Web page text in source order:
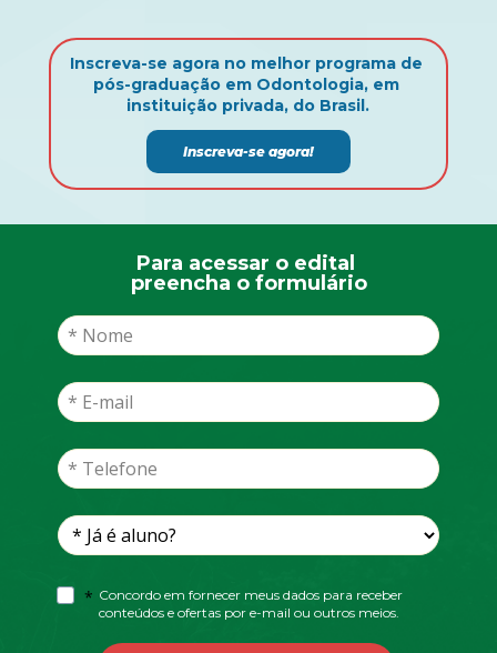
Inscreva-se agora no melhor programa de
pós-graduação em Odontologia, em
instituição privada, do Brasil.
Inscreva-se agora!
*
Para acessar o edital
preencha o formulário
Concordo em fornecer meus dados para receber
conteúdos e ofertas por e-mail ou outros meios.